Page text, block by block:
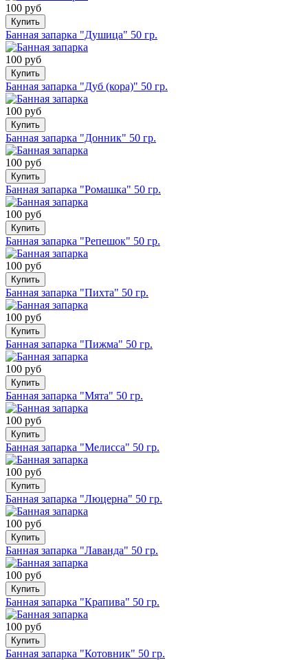
100 руб
Купить
Банная запарка "Душица" 50 гр.
100 руб
Купить
Банная запарка "Дуб (кора)" 50 гр.
100 руб
Купить
Банная запарка "Донник" 50 гр.
100 руб
Купить
Банная запарка "Ромашка" 50 гр.
100 руб
Купить
Банная запарка "Репешок" 50 гр.
100 руб
Купить
Банная запарка "Пихта" 50 гр.
100 руб
Купить
Банная запарка "Пижма" 50 гр.
100 руб
Купить
Банная запарка "Мята" 50 гр.
100 руб
Купить
Банная запарка "Мелисса" 50 гр.
100 руб
Купить
Банная запарка "Люцерна" 50 гр.
100 руб
Купить
Банная запарка "Лаванда" 50 гр.
100 руб
Купить
Банная запарка "Крапива" 50 гр.
100 руб
Купить
Банная запарка "Котовник" 50 гр.